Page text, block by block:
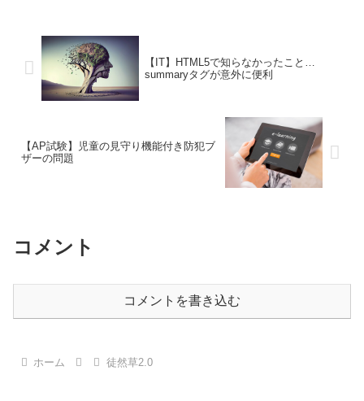
【IT】HTML5で知らなかったこと…
summaryタグが意外に便利
【AP試験】児童の見守り機能付き防犯ブ
ザーの問題
コメント
コメントを書き込む
ホーム 徒然草2.0